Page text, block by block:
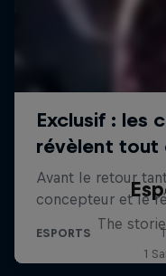
The
1